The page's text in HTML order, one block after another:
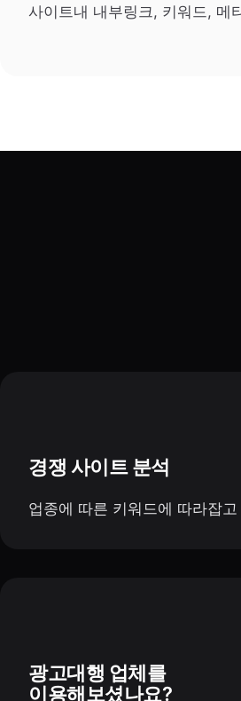
사이트내 내부링크, 키워드, 메
경쟁 사이트 분석
업종에 따른 키워드에 따라잡
광고대행 업체를
이용해보셨나요?